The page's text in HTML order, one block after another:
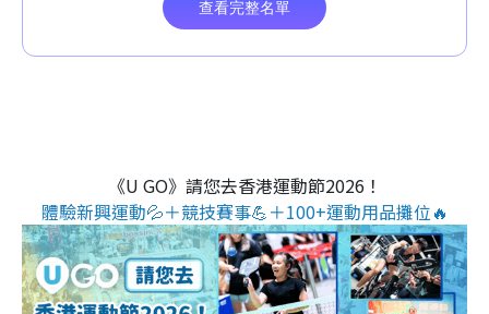
《U GO》請您去香港運動節2026！
體驗新興運動💦＋競技賽事💪＋100+運動用品攤位🔥